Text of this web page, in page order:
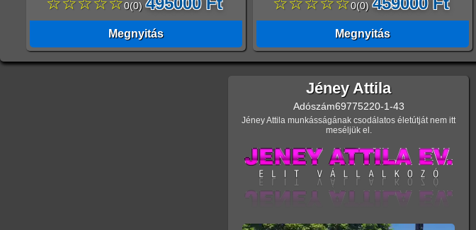
0(0)
Megnyitás
0(0)
Megnyitás
Jéney Attila
Adószám69775220-1-43
Jéney Attila munkásságának csodálatos életútját nem itt
meséljük el.